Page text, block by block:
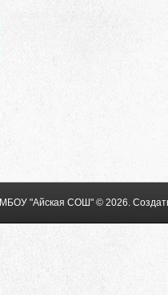
МБОУ "Айская СОШ" © 2026.